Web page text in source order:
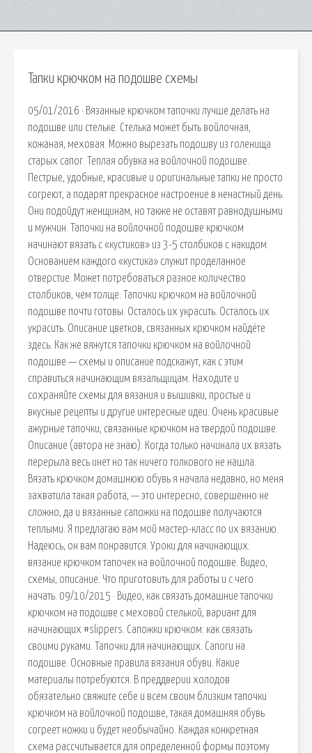
Тапки крючком на подошве схемы
05/01/2016 · Вязанные крючком тапочки лучше делать на
подошве или стельке. Стелька может быть войлочная,
кожаная, меховая. Можно вырезать подошву из голенища
старых сапог. Теплая обувка на войлочной подошве.
Пестрые, удобные, красивые и оригинальные тапки не просто
согреют, а подарят прекрасное настроение в ненастный день.
Они подойдут женщинам, но также не оставят равнодушными
и мужчин. Тапочки на войлочной подошве крючком
начинают вязать с «кустиков» из 3-5 столбиков с накидом.
Основанием каждого «кустика» служит проделанное
отверстие. Может потребоваться разное количество
столбиков, чем толще. Тапочки крючком на войлочной
подошве почти готовы. Осталось их украсить. Осталось их
украсить. Описание цветков, связанных крючком найдёте
здесь. Как же вяжутся тапочки крючком на войлочной
подошве — схемы и описание подскажут, как с этим
справиться начинающим вязальщицам. Находите и
сохраняйте схемы для вязания и вышивки, простые и
вкусные рецепты и другие интересные идеи. Очень красивые
ажурные тапочки, связанные крючком на твердой подошве.
Описание (автора не знаю): Когда только начинала их вязать
перерыла весь инет но так ничего толкового не нашла.
Вязать крючком домашнюю обувь я начала недавно, но меня
захватила такая работа, — это интересно, совершенно не
сложно, да и вязанные сапожки на подошве получаются
теплыми. Я предлагаю вам мой мастер-класс по их вязанию.
Надеюсь, он вам понравится. Уроки для начинающих:
вязание крючком тапочек на войлочной подошве. Видео,
схемы, описание. Что приготовить для работы и с чего
начать. 09/10/2015 · Видео, как связать домашние тапочки
крючком на подошве с меховой стелькой, вариант для
начинающих #slippers. Сапожки крючком: как связать
своими руками. Тапочки для начинающих. Сапоги на
подошве. Основные правила вязания обуви. Какие
материалы потребуются. В преддверии холодов
обязательно свяжите себе и всем своим близким тапочки
крючком на войлочной подошве, такая домашняя обувь
согреет ножки и будет необычайно. Каждая конкретная
схема рассчитывается для определенной формы поэтому